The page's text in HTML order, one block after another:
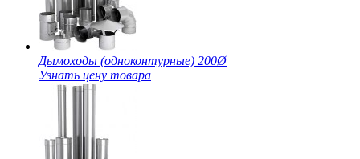
Дымоходы (одноконтурные) 200Ø
Узнать цену товара